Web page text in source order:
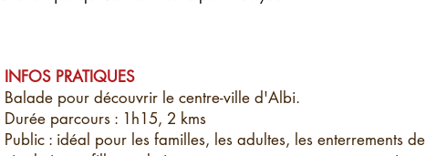
INFOS PRATIQUES
Balade pour découvrir le centre-ville d'Albi.
Durée parcours : 1h15, 2 kms
Public : idéal pour les familles, les adultes, les enterrements de